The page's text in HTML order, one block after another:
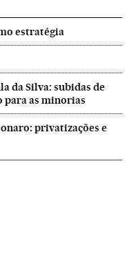
estratégia
da Silva: subidas de
para as minorias
privatizações e